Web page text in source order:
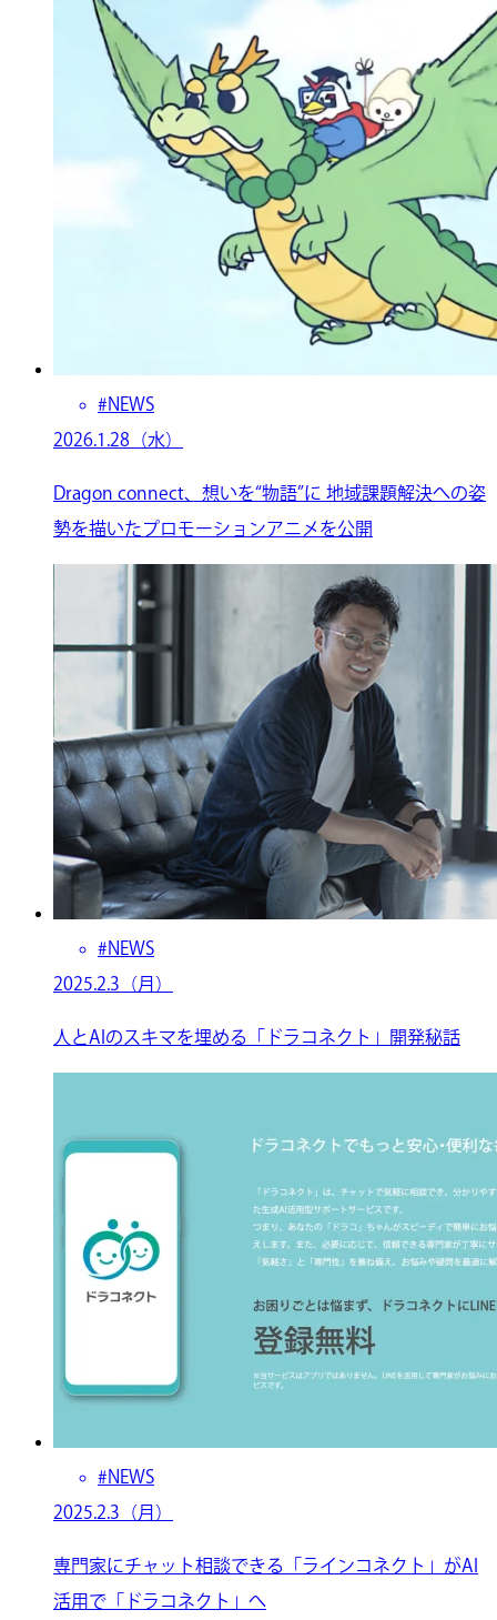
#NEWS
2026.1.28（水）
Dragon connect、想いを“物語”に 地域課題解決への姿
勢を描いたプロモーションアニメを公開
#NEWS
2025.2.3（月）
人とAIのスキマを埋める「ドラコネクト」開発秘話
#NEWS
2025.2.3（月）
専門家にチャット相談できる「ラインコネクト」がAI
活用で「ドラコネクト」へ